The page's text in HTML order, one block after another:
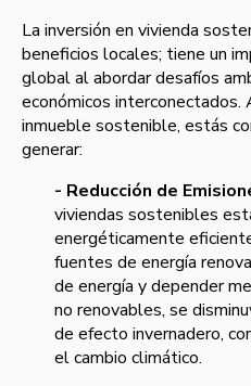
La inversión en vivienda
beneficios locales; tiene un
global al abordar desafíos
económicos interconectados.
inmueble sostenible, estás
generar:
- Reducción de
viviendas sostenibles
energéticamente
fuentes de energía
de energía y depender
no renovables, se
de efecto invernadero,
el cambio climático.